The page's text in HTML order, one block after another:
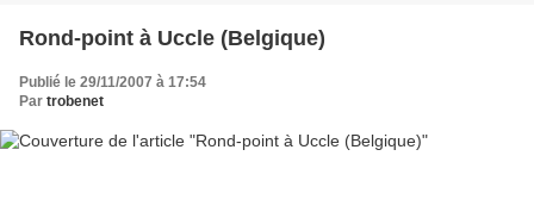
Rond-point à Uccle (Belgique)
Publié le 29/11/2007 à 17:54
Par trobenet